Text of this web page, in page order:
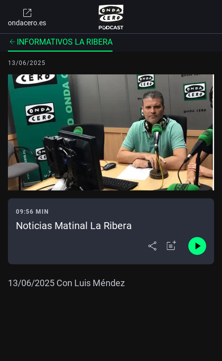
ondacero.es
INFORMATIVOS LA RIBERA
13/06/2025
09:56 MIN
Noticias Matinal La Ribera
13/06/2025 Con Luis Méndez